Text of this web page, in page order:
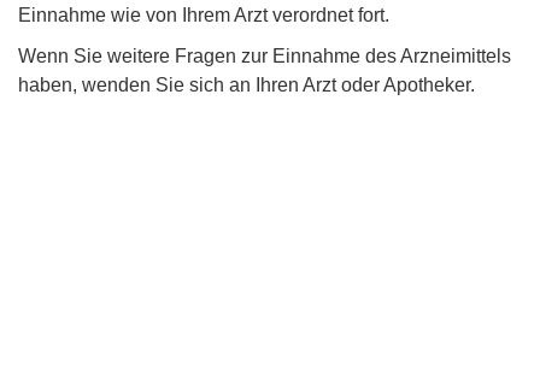
Einnahme wie von Ihrem Arzt verordnet fort.
Wenn Sie weitere Fragen zur Einnahme des Arzneimittels
haben, wenden Sie sich an Ihren Arzt oder Apotheker.